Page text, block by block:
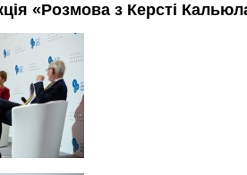
«Розмова з Керсті